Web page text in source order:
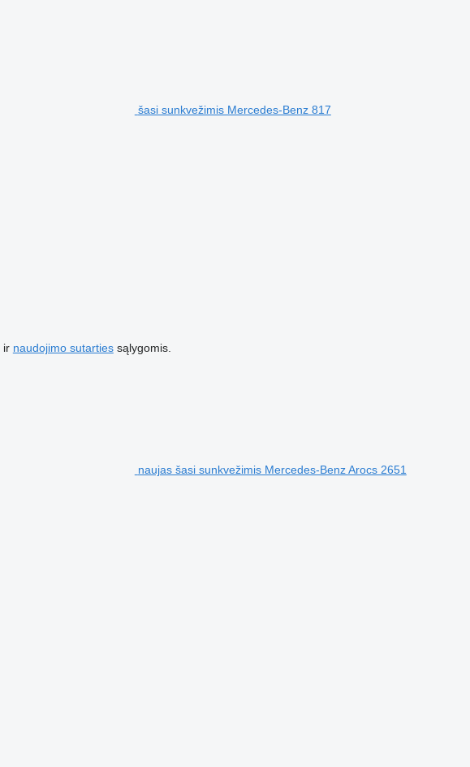
šasi sunkvežimis Mercedes-Benz 817
ir naudojimo sutartiessąlygomis.
naujas šasi sunkvežimis Mercedes-Benz Arocs 2651